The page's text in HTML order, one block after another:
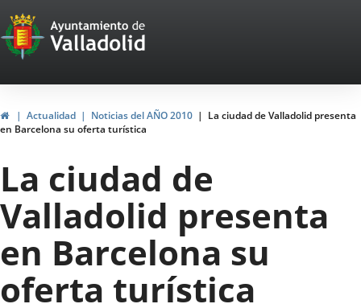
Portal
Web
del
Ayuntamiento
de
Valladolid
InicioActualidad Noticias del AÑO 2010
La ciudad de Valladolid presenta
en Barcelona su oferta turística
La ciudad de
Valladolid presenta
en Barcelona su
oferta turística